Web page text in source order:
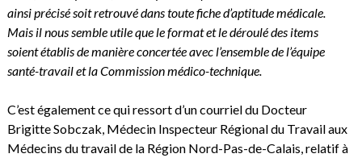
ainsi précisé soit retrouvé dans toute fiche d’aptitude médicale.
Mais il nous semble utile que le format et le déroulé des items
soient établis de manière concertée avec l’ensemble de l’équipe
santé-travail et la Commission médico-technique.
C’est également ce qui ressort d’un courriel du Docteur
Brigitte Sobczak, Médecin Inspecteur Régional du Travail aux
Médecins du travail de la Région Nord-Pas-de-Calais, relatif à